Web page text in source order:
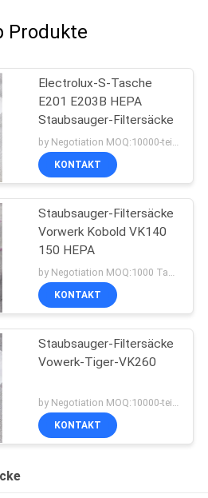
Produkte
Electrolux-S-Tasche
E201 E203B HEPA
Staubsauger-Filtersäcke
by Negotiation MOQ:10000-teilig/Stücke
KONTAKT
Staubsauger-Filtersäcke
Vorwerk Kobold VK140
150 HEPA
KONTAKT
Staubsauger-Filtersäcke
Vowerk-Tiger-VK260
KONTAKT